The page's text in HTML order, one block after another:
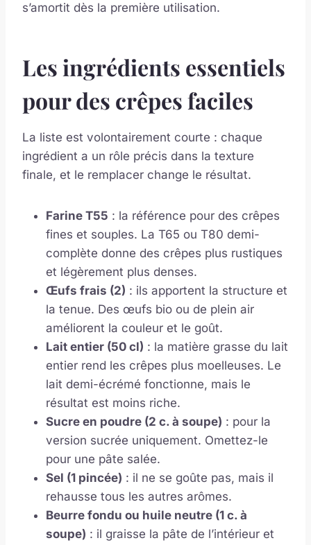
s’amortit dès la première utilisation.
Les ingrédients essentiels
pour des crêpes faciles
La liste est volontairement courte : chaque
ingrédient a un rôle précis dans la texture
finale, et le remplacer change le résultat.
Farine T55 : la référence pour des crêpes
fines et souples. La T65 ou T80 demi-
complète donne des crêpes plus rustiques
et légèrement plus denses.
Œufs frais (2) : ils apportent la structure et
la tenue. Des œufs bio ou de plein air
améliorent la couleur et le goût.
Lait entier (50 cl) : la matière grasse du lait
entier rend les crêpes plus moelleuses. Le
lait demi-écrémé fonctionne, mais le
résultat est moins riche.
Sucre en poudre (2 c. à soupe) : pour la
version sucrée uniquement. Omettez-le
pour une pâte salée.
Sel (1 pincée) : il ne se goûte pas, mais il
rehausse tous les autres arômes.
Beurre fondu ou huile neutre (1 c. à
soupe) : il graisse la pâte de l’intérieur et